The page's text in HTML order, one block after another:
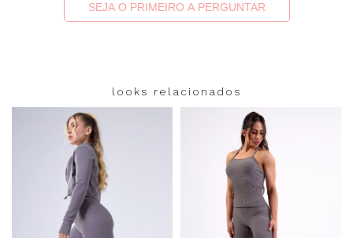
SEJA O PRIMEIRO A PERGUNTAR
looks relacionados